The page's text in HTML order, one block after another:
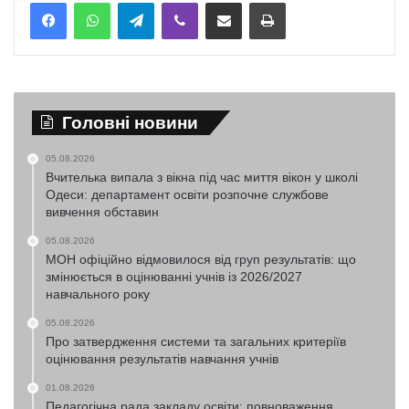
Головні новини
05.08.2026
Вчителька випала з вікна під час миття вікон у школі
Одеси: департамент освіти розпочне службове
вивчення обставин
05.08.2026
МОН офіційно відмовилося від груп результатів: що
змінюється в оцінюванні учнів із 2026/2027
навчального року
05.08.2026
Про затвердження системи та загальних критеріїв
оцінювання результатів навчання учнів
01.08.2026